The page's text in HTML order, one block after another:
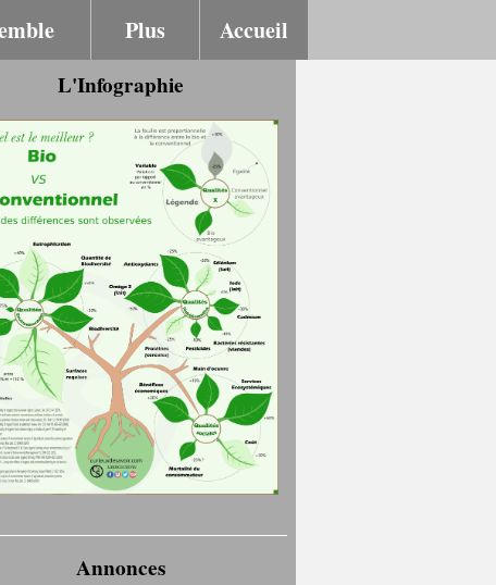
Plus Accueil
L'Infographie
Annonces